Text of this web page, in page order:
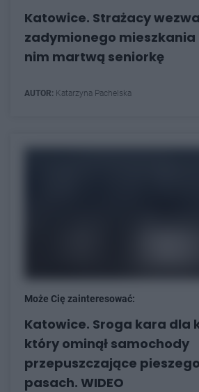
Katowice. Strażacy
zadymionego mieszkania
nim martwą seniorkę
AUTOR: Katarzyna Pachelska
Może Cię zainteresować:
Katowice. Sroga kara dla
który ominął samochody
przepuszczające
pasach. WIDEO